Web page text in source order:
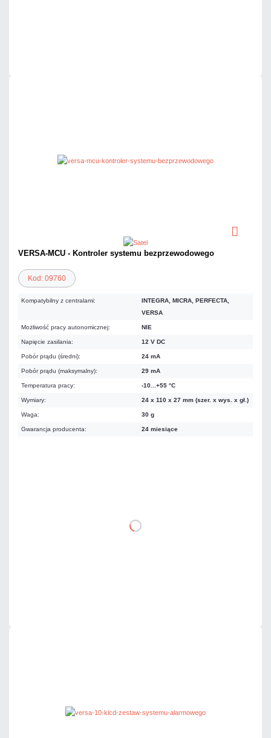
VERSA-MCU - Kontroler systemu bezprzewodowego
Kod: 09760
Kompatybilny z centralami:
INTEGRA, MICRA, PERFECTA,
VERSA
Możliwość pracy autonomicznej: NIE
Napięcie zasilania: 12 V DC
Pobór prądu (średni): 24 mA
Pobór prądu (maksymalny): 29 mA
Temperatura pracy: -10...+55 °C
Wymiary: 24 x 110 x 27 mm (szer. x wys. x gł.)
Waga: 30 g
Gwarancja producenta: 24 miesiące
DO KOSZYKA